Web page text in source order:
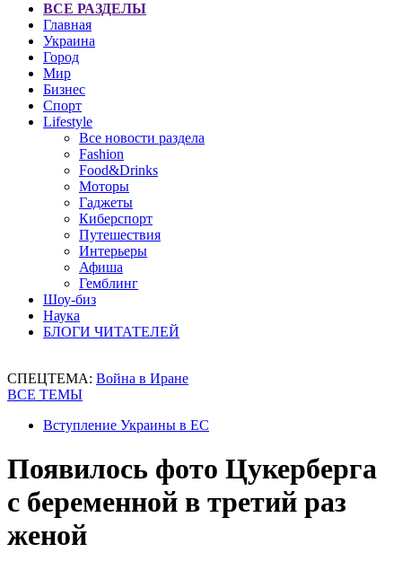
ВСЕ РАЗДЕЛЫ
Главная
Украина
Город
Мир
Бизнес
Спорт
Lifestyle
Все новости раздела
Fashion
Food&Drinks
Моторы
Гаджеты
Киберспорт
Путешествия
Интерьеры
Афиша
Гемблинг
Шоу-биз
Наука
БЛОГИ ЧИТАТЕЛЕЙ
СПЕЦТЕМА: Война в Иране
ВСЕ ТЕМЫ
Вступление Украины в ЕС
Появилось фото Цукерберга
с беременной в третий раз
женой